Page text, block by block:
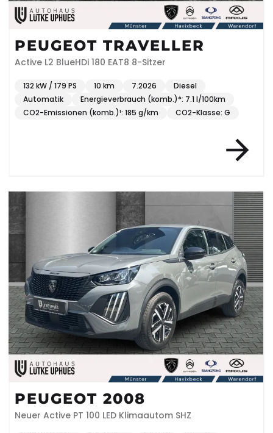
PEUGEOT TRAVELLER
Active L2 BlueHDi 180 EAT8 8-Sitzer
132 kW / 179 PS 10 km 7.2026
Diesel
Automatik
Energieverbrauch (komb.)*: 7.1 l/100km
CO2-Emissionen (komb.)¹: 185 g/km
CO2-Klasse: G
PEUGEOT 2008
Neuer Active PT 100 LED Klimaautom SHZ